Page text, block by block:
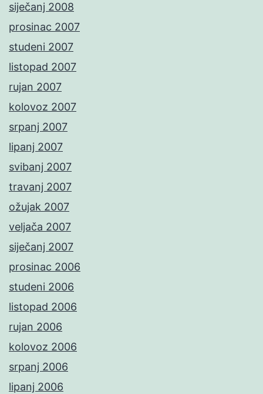
siječanj 2008
prosinac 2007
studeni 2007
listopad 2007
rujan 2007
kolovoz 2007
srpanj 2007
lipanj 2007
svibanj 2007
travanj 2007
ožujak 2007
veljača 2007
siječanj 2007
prosinac 2006
studeni 2006
listopad 2006
rujan 2006
kolovoz 2006
srpanj 2006
lipanj 2006